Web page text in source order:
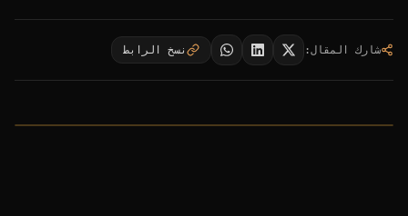
شارك المقال: نسخ الرابط